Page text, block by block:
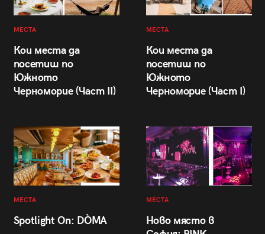
МЕСТА
Кои места да
посетиш по
Южното
Черноморие (Част II)
МЕСТА
Кои места да
посетиш по
Южното
Черноморие (Част I)
МЕСТА
Spotlight On: DÒMA
МЕСТА
Ново място в